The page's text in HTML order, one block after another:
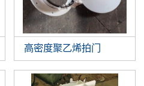
高密度聚乙烯拍门